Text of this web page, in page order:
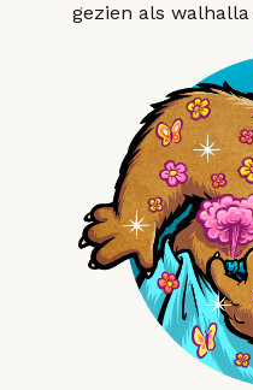
gezien als